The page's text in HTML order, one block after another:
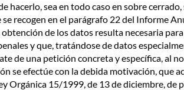
hacerlo, sea en todo caso en sobre
recogen en el parágrafo 22 del Informe
de los datos resulta necesaria
y que, tratándose de datos
de una petición concreta y específica, al
se efectúe con la debida motivación, que
Orgánica 15/1999, de 13 de diciembre, de